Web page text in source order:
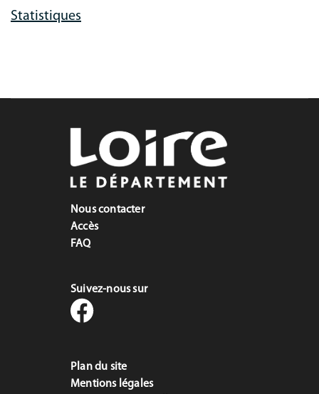
Statistiques
Nous contacter
Accès
FAQ
Suivez-nous sur
Plan du site
Mentions légales